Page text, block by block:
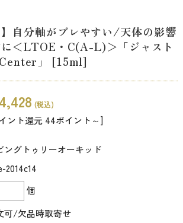
】自分軸がブレやすい/天体の影響
＜LTOE・C(A-L)＞「ジャスト
」 [15ml]
(税込)
ント還元 44ポイント～]
ングトゥリーオーキッド
2014c14
個
可/欠品時取寄せ